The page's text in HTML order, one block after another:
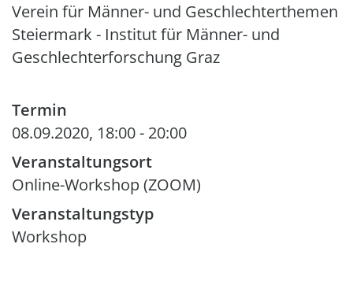
Verein für Männer- und Geschlechterthemen
Steiermark - Institut für Männer- und
Geschlechterforschung Graz
Termin
08.09.2020, 18:00- 20:00
Veranstaltungsort
Online-Workshop (ZOOM)
Veranstaltungstyp
Workshop